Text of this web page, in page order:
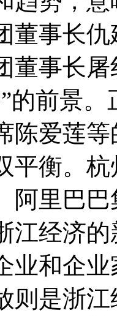
董事长
董事长
的前景
陈爱莲
平衡。
阿里巴
江经济
和企业
则是浙